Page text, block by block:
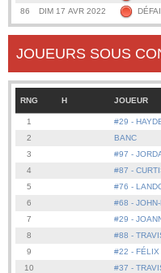
86
DIM 17 AVR 2022
JOUEURS SOUS
RNG H JOUEUR
1
#29 -
2
BANC
3
#97 -
4
#87 -
5
#76 -
6
#68 -
7
#29 -
8
#88 -
9
#22 - FÉLIX
10
#37 -